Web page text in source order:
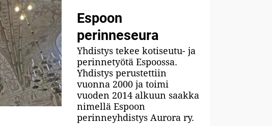
Espoon
perinneseura
Yhdistys tekee kotiseutu- ja
perinnetyötä Espoossa.
Yhdistys perustettiin
vuonna 2000 ja toimi
vuoden 2014 alkuun saakka
nimellä Espoon
perinneyhdistys Aurora ry.